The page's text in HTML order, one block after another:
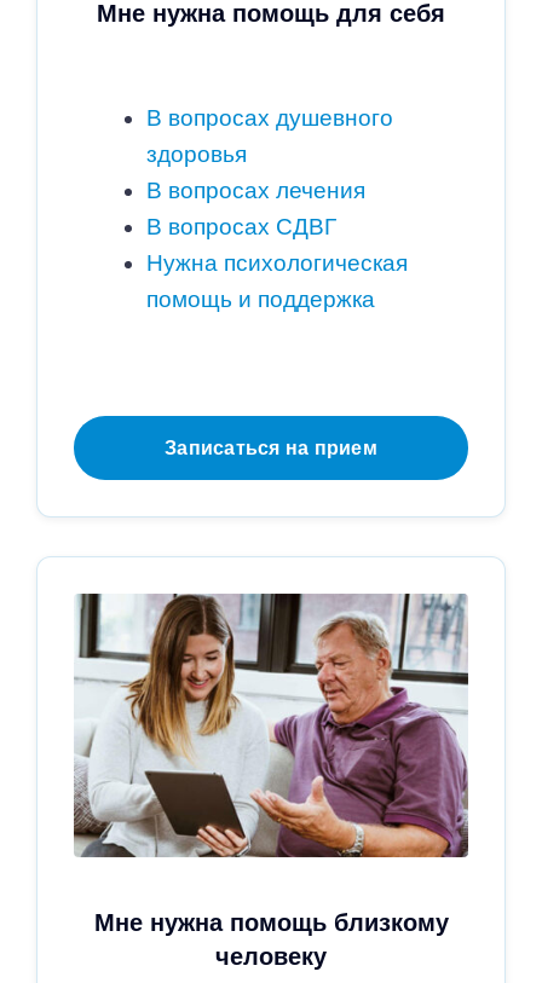
Мне нужна помощь для себя
В вопросах душевного
здоровья
В вопросах лечения
В вопросах СДВГ
Нужна психологическая
помощь и поддержка
Записаться на прием
Мне нужна помощь близкому
человеку